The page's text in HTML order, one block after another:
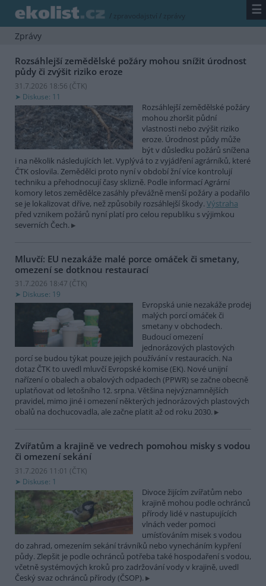
/ zpravodajství / zprávy ☰
Zprávy
Rozsáhlejší zemědělské požáry mohou snížit úrodnost
půdy či zvýšit riziko eroze
31.7.2026 18:56 (ČTK)
Diskuse: 11
Rozsáhlejší zemědělské požáry
mohou zhoršit půdní
vlastnosti nebo zvýšit riziko
eroze. Úrodnost půdy může
být v důsledku požárů snížena
i na několik následujících let. Vyplývá to z vyjádření agrárníků, které
ČTK oslovila. Zemědělci proto nyní v období žní více kontrolují
techniku a přehodnocují časy sklizně. Podle informací Agrární
komory letos zemědělce zasáhly převážně menší požáry a podařilo
se je lokalizovat dříve, než způsobily rozsáhlejší škody. Výstraha
před vznikem požárů nyní platí pro celou republiku s výjimkou
severních Čech.
Mluvčí: EU nezakáže malé porce omáček či smetany,
omezení se dotknou restaurací
31.7.2026 18:47 (ČTK)
Diskuse: 19
Evropská unie nezakáže prodej
malých porcí omáček či
smetany v obchodech.
Budoucí omezení
jednorázových plastových
porcí se budou týkat pouze jejich používání v restauracích. Na
dotaz ČTK to uvedl mluvčí Evropské komise (EK). Nové unijní
nařízení o obalech a obalových odpadech (PPWR) se začne obecně
uplatňovat od letošního 12. srpna. Většina nejvýznamnějších
pravidel, mimo jiné i omezení některých jednorázových plastových
obalů na dochucovadla, ale začne platit až od roku 2030.
Zvířatům a krajině ve vedrech pomohou misky s vodou
či omezení sekání
31.7.2026 11:01 (ČTK)
Diskuse: 1
Divoce žijícím zvířatům nebo
krajině mohou podle ochránců
přírody lidé v nastupujících
vlnách veder pomoci
umísťováním misek s vodou
do zahrad, omezením sekání trávníků nebo vynecháním kypření
půdy. Zlepšit je podle ochránců potřeba také hospodaření s vodou,
včetně systémových kroků pro zadržování vody v krajině, uvedl
Český svaz ochránců přírody (ČSOP).